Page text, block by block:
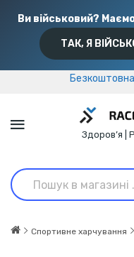
Ви військовий?
ТАК, Я
Здоров’я |
Спортивне харчування